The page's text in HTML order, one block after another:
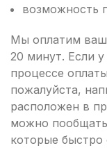
возможность
Мы оплатим
20 минут. Если
процессе
пожалуйста,
расположен в
можно
которые